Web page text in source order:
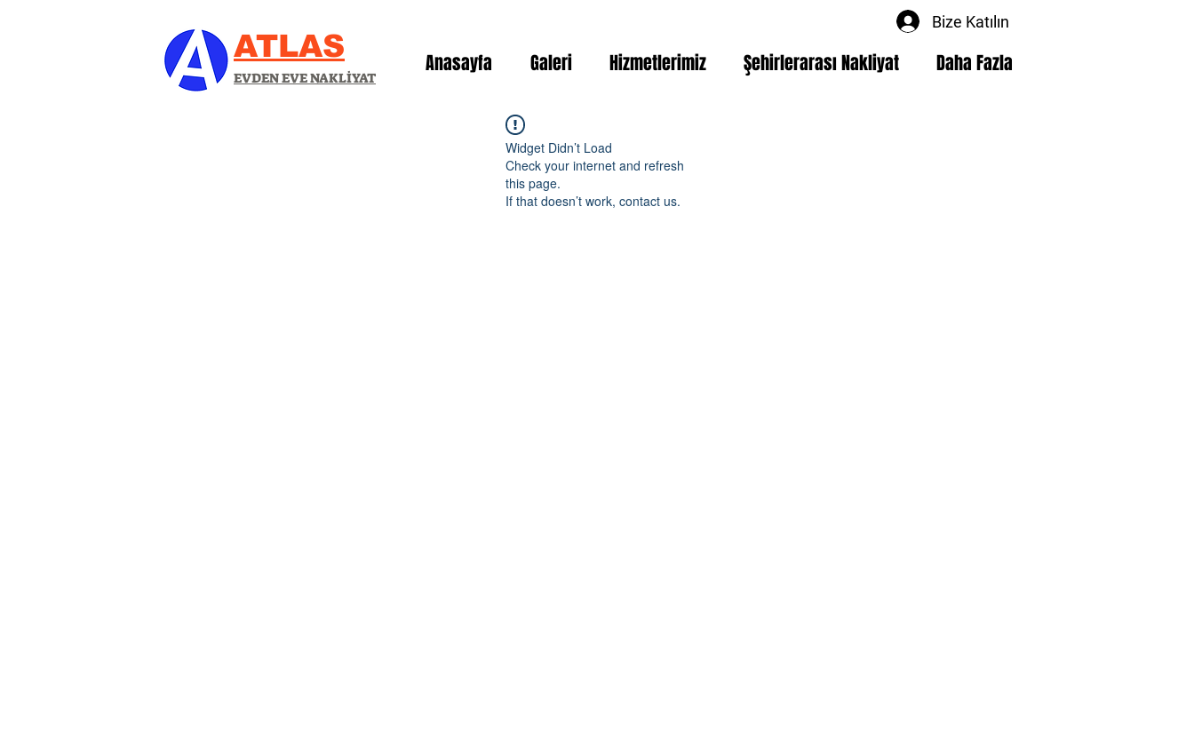
ATLAS
EVDEN EVE NAKLİYAT
Anasayfa Galeri Hizmetlerimiz Şehirlerarası Nakliyat Daha Fazla
Bize Katılın
Widget Didn’t Load
Check your internet and refresh
this page.
If that doesn’t work, contact us.